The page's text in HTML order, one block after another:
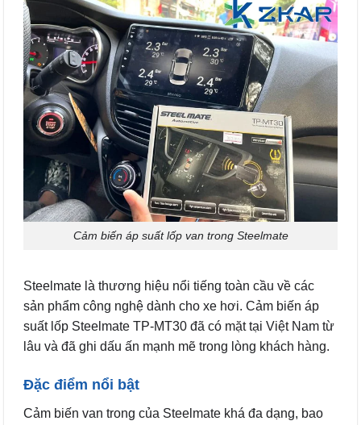
Cảm biến áp suất lốp van trong Steelmate
Steelmate là thương hiệu nổi tiếng toàn cầu về các
sản phẩm công nghệ dành cho xe hơi. Cảm biến áp
suất lốp Steelmate TP-MT30 đã có mặt tại Việt Nam từ
lâu và đã ghi dấu ấn mạnh mẽ trong lòng khách hàng.
Đặc điểm nổi bật
Cảm biến van trong của Steelmate khá đa dạng, bao